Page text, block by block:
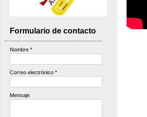
Formulario de contacto
Nombre *
Correo electrónico *
Mensaje